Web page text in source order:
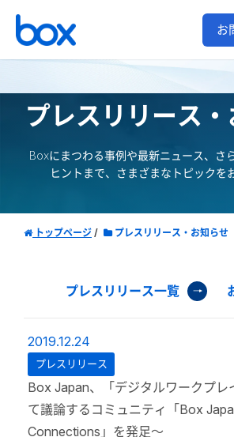
お
プレスリリース
Boxにまつわる事例や最新ニュース、さ
ヒントまで、さまざまなトピックを
トップページ プレスリリース・お知らせ
プレスリリース一覧
2019.12.24
プレスリリース
Box Japan、「デジタルワークプレ
て議論するコミュニティ「Box
Connections」を発足〜